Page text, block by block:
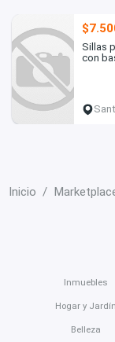
Sillas
con
Inicio
Inmuebles
Hogar y Jardín
Belleza